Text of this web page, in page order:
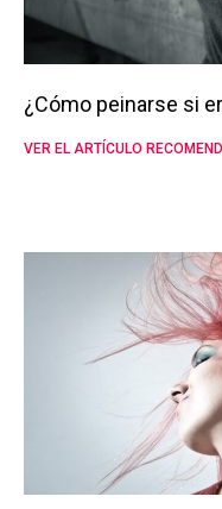
¿Cómo peinarse si
VER EL ARTÍCULO